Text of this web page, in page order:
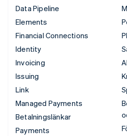
Data Pipeline
Elements
Financial Connections
Identity
Invoicing
Issuing
Link
Managed Payments
Betalningslänkar
Payments